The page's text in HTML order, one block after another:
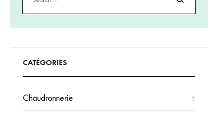
Rechercher
CATÉGORIES
Chaudronnerie 2